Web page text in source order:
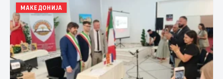
МАКЕДОНИЈА